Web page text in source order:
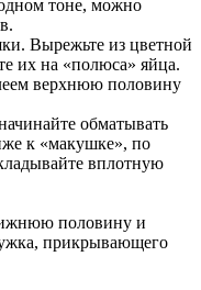
тоне, можно
Вырежьте из цветной
их на «полюса» яйца.
верхнюю половину
обматывать
к «макушке», по
вплотную
половину и
прикрывающего